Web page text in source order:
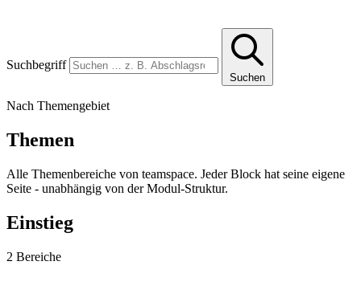
Suchbegriff
Suchen
Nach Themengebiet
Themen
Alle Themenbereiche von teamspace. Jeder Block hat seine eigene
Seite - unabhängig von der Modul-Struktur.
Einstieg
2 Bereiche